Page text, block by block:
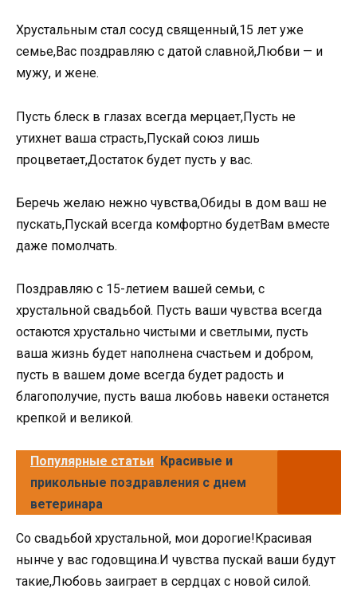
Хрустальным стал сосуд священный,15 лет уже
семье,Вас поздравляю с датой славной,Любви — и
мужу, и жене.
Пусть блеск в глазах всегда мерцает,Пусть не
утихнет ваша страсть,Пускай союз лишь
процветает,Достаток будет пусть у вас.
Беречь желаю нежно чувства,Обиды в дом ваш не
пускать,Пускай всегда комфортно будетВам вместе
даже помолчать.
Поздравляю с 15-летием вашей семьи, с
хрустальной свадьбой. Пусть ваши чувства всегда
остаются хрустально чистыми и светлыми, пусть
ваша жизнь будет наполнена счастьем и добром,
пусть в вашем доме всегда будет радость и
благополучие, пусть ваша любовь навеки останется
крепкой и великой.
Популярные статьи Красивые и
прикольные поздравления с днем
ветеринара
Со свадьбой хрустальной, мои дорогие!Красивая
нынче у вас годовщина.И чувства пускай ваши будут
такие,Любовь заиграет в сердцах с новой силой.